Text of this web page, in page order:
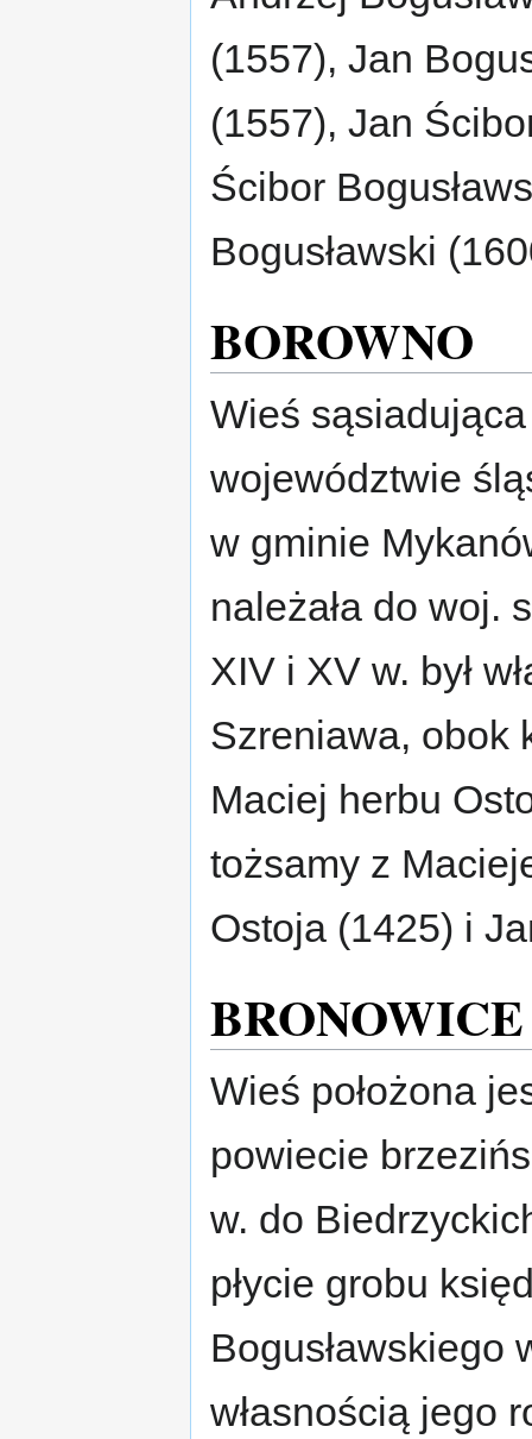
(1557), Jan
(1557), Jan
Ścibor
Bogusławski
BOROWNO
Wieś sąsiadująca
województwie
w gminie
należała do woj.
XIV i XV w. był
Szreniawa, obok
Maciej herbu
tożsamy z
Ostoja (1425) i
BRONOWICE
Wieś położona
powiecie
w. do
płycie grobu
Bogusławskiego
własnością jego